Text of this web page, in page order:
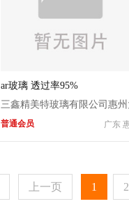
ar玻璃 透过率95%
三鑫精美特玻璃有限公司惠
亚湾分公司 广东
普通会员
上一页 1 2